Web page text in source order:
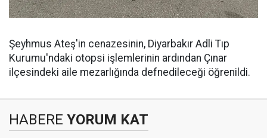
Şeyhmus Ateş'in cenazesinin, Diyarbakır Adli Tıp
Kurumu'ndaki otopsi işlemlerinin ardından Çınar
ilçesindeki aile mezarlığında defnedileceği öğrenildi.
HABERE YORUM KAT